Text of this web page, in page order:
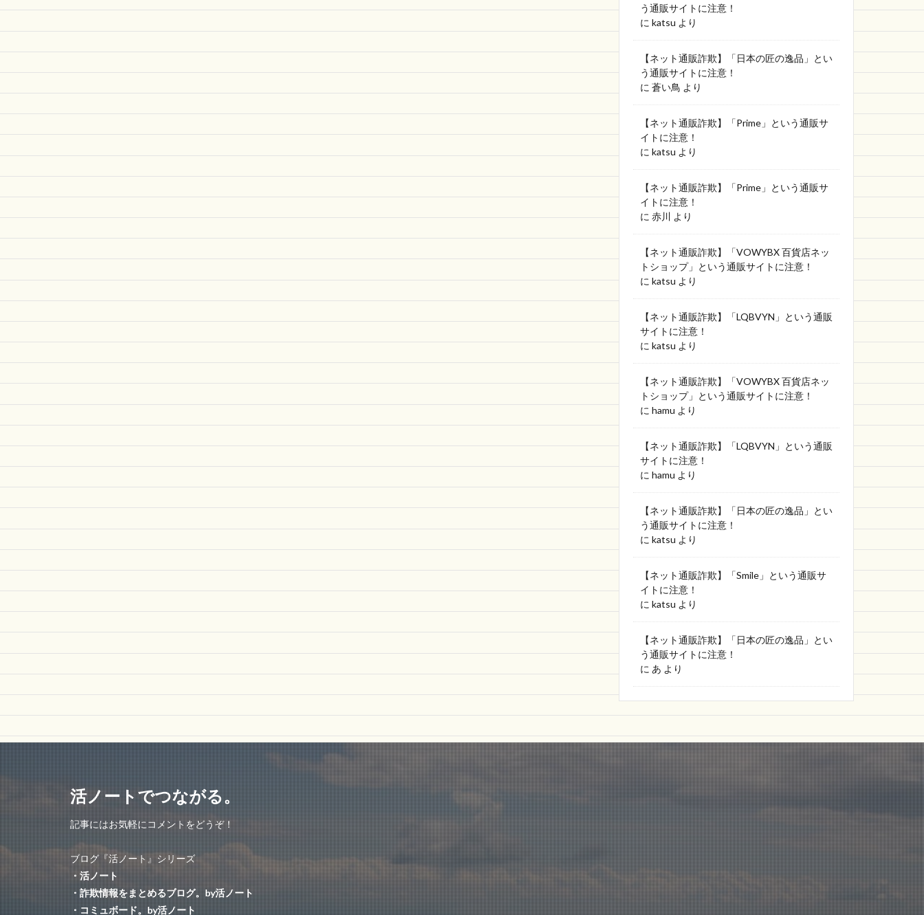
う通販サイトに注意！
に katsu より
【ネット通販詐欺】「日本の匠の逸品」とい
う通販サイトに注意！
に 蒼い鳥 より
【ネット通販詐欺】「Prime」という通販サ
イトに注意！
に katsu より
【ネット通販詐欺】「Prime」という通販サ
イトに注意！
に 赤川 より
【ネット通販詐欺】「VOWYBX 百貨店ネッ
トショップ」という通販サイトに注意！
に katsu より
【ネット通販詐欺】「LQBVYN」という通販
サイトに注意！
に katsu より
【ネット通販詐欺】「VOWYBX 百貨店ネッ
トショップ」という通販サイトに注意！
に hamu より
【ネット通販詐欺】「LQBVYN」という通販
サイトに注意！
に hamu より
【ネット通販詐欺】「日本の匠の逸品」とい
う通販サイトに注意！
に katsu より
【ネット通販詐欺】「Smile」という通販サ
イトに注意！
に katsu より
【ネット通販詐欺】「日本の匠の逸品」とい
う通販サイトに注意！
に あ より
活ノートでつながる。
記事にはお気軽にコメントをどうぞ！
ブログ『活ノート』シリーズ
・活ノート
・詐欺情報をまとめるブログ。by活ノート
・コミュボード。by活ノート